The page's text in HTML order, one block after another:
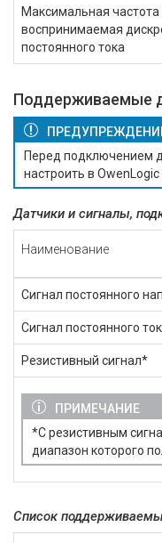
Максимальная частота
воспринимаемая
постоянного тока
Поддерживаемые
Перед подключением
настроить в
Датчики и сигналы,
Наименование
Сигнал постоянного
Сигнал постоянного
Резистивный сигнал*
ПРИМЕЧАНИЕ
*С резистивным
диапазон которого
Список